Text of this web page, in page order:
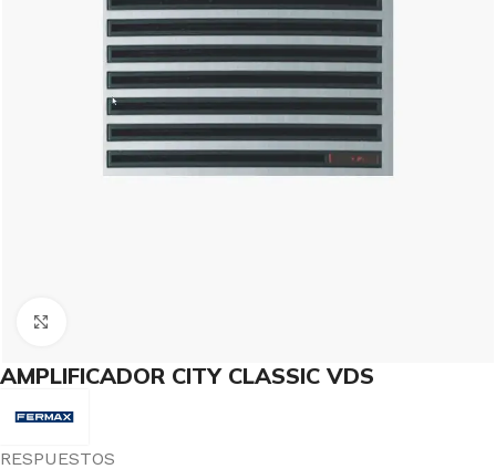
AMPLIFICADOR CITY CLASSIC VDS
RESPUESTOS